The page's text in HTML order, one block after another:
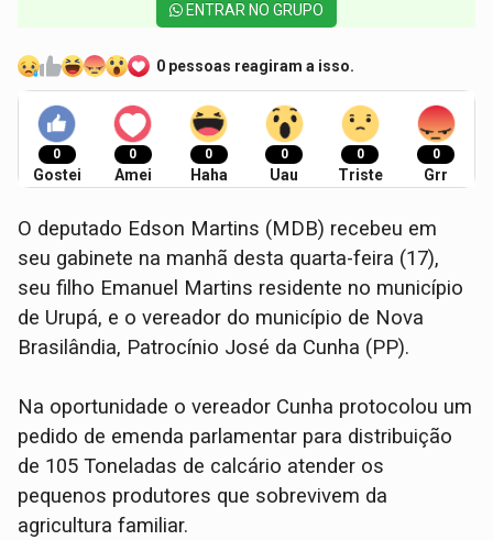
ENTRAR NO GRUPO
0 pessoas reagiram a isso.
0
Gostei
0
Amei
0
Haha
0
Uau
0
Triste
0
Grr
O deputado Edson Martins (MDB) recebeu em
seu gabinete na manhã desta quarta-feira (17),
seu filho Emanuel Martins residente no município
de Urupá, e o vereador do município de Nova
Brasilândia, Patrocínio José da Cunha (PP).
Na oportunidade o vereador Cunha protocolou um
pedido de emenda parlamentar para distribuição
de 105 Toneladas de calcário atender os
pequenos produtores que sobrevivem da
agricultura familiar.